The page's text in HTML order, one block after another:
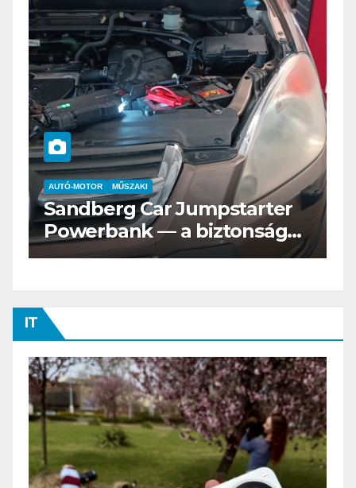
AUTÓ-MOTOR ELEKTROMOS
Az új Nissan LEAF
Tesztvilágra vár!
IT